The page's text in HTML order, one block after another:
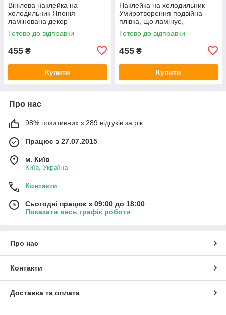
Вінілова наклейка на
холодильник Японія
ламінована декор
холодильників наклейки з
принтом 600х1800 мм
Готово до відправки
455 ₴
Купити
Наклейка на холодильник
Умиротворення подвійна
плівка, що ламінує,
самоклеючий фотодрук
600х1800 мм
Готово до відправки
455 ₴
Купити
Про нас
98% позитивних з 289 відгуків за рік
Працює з 27.07.2015
м. Київ
Київ, Україна
Контакти
Сьогодні працює з 09:00 до 18:00
Показати весь графік роботи
Про нас
Контакти
Доставка та оплата